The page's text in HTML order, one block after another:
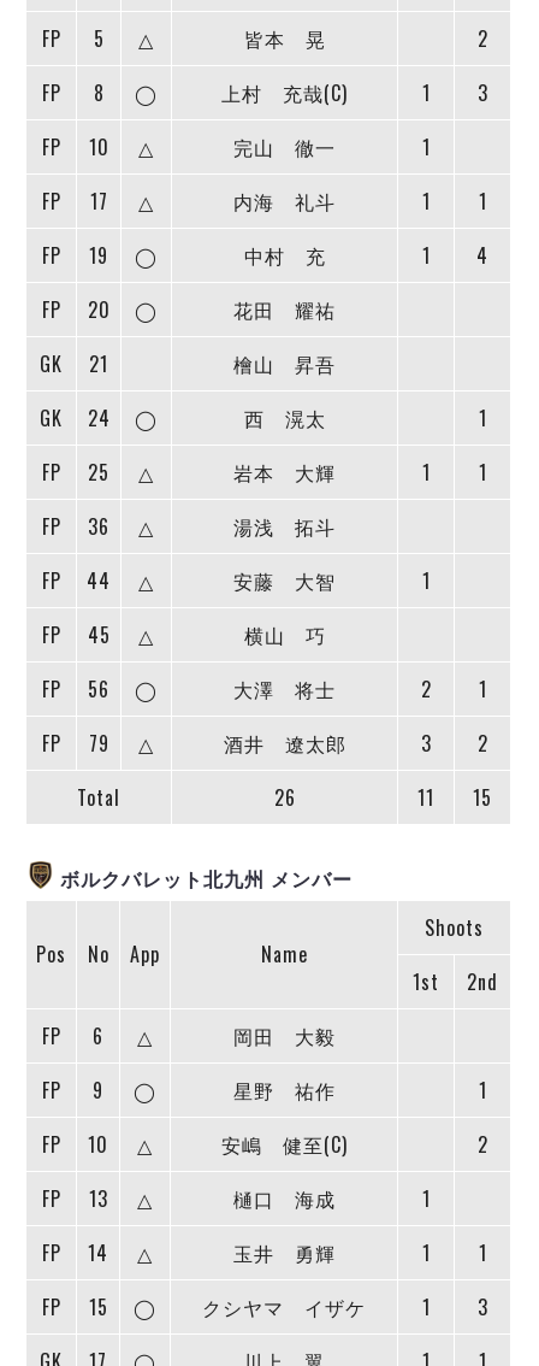
個人ランキング｜ゴール
個人ランキング｜シュート
個人ランキング｜第2PK
メットライフ生命Ｆリーグカップ 2026
大会概要
チケット情報
過去の記録
ヴォスクオーレ仙台
リガーレヴィア葛飾
ヴィンセドール白山
アグレミーナ浜松
ポルセイド浜田
クラブライセンス関連
アリーナ観戦マナー&ルール
ディビジョン2 試合記録
リーグ統計データ
記念ゴール
担当審判員
選手の通算記録（Ｆ１）
バルドラール浦安
しながわシティ
立川アスレティックFC
湘南ベルマーレ
名古屋オーシャンズ
シュライカー大阪
バサジィ大分
選手の通算記録（Ｆ２）
ヴォスクオーレ仙台
Y．S．C．C．横浜
アグレミーナ浜松
ポルセイド浜田
ミラクルスマイル新居浜
ABeam AWARD
DIVISION 02
FOLLOW US!
FP
5 △ 皆本 晃
2
FP
8 ◯ 上村 充哉(C) 1
3
FP
10 △ 完山 徹一
1
FP
17 △ 内海 礼斗 1
1
FP
19 ◯ 中村 充 1
4
FP
20 ◯
花田 耀祐
GK
21
檜山 昇吾
GK
24 ◯ 西 滉太
1
FP
25 △ 岩本 大輝 1
1
FP
36 △
湯浅 拓斗
FP
44 △ 安藤 大智
1
FP
45 △
横山 巧
FP
56 ◯ 大澤 将士 2
1
FP
79 △ 酒井 遼太郎 3
2
Total
26 11 15
ボルクバレット北九州 メンバー
Pos No App Name
Shoots
1st
2nd
FP
6 △
岡田 大毅
FP
9 ◯ 星野 祐作
1
FP
10 △ 安嶋 健至(C)
2
FP
13 △ 樋口 海成
1
FP
14 △ 玉井 勇輝 1
1
FP
15 ◯ クシヤマ イザケ 1
3